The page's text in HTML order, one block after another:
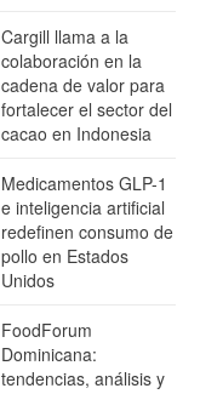
Cargill llama a la
colaboración en la
cadena de valor para
fortalecer el sector del
cacao en Indonesia
Medicamentos GLP-1
e inteligencia artificial
redefinen consumo de
pollo en Estados
Unidos
FoodForum
Dominicana:
tendencias, análisis y